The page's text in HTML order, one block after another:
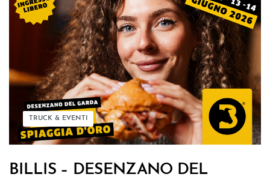
TRUCK & EVENTI
BILLIS – DESENZANO DEL